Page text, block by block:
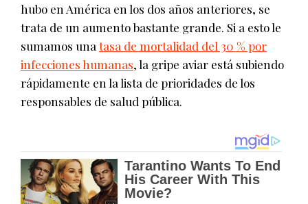
hubo en América en los dos años anteriores, se
trata de un aumento bastante grande. Si a esto le
sumamos una tasa de mortalidad del 30 % por
infecciones humanas, la gripe aviar está subiendo
rápidamente en la lista de prioridades de los
responsables de salud pública.